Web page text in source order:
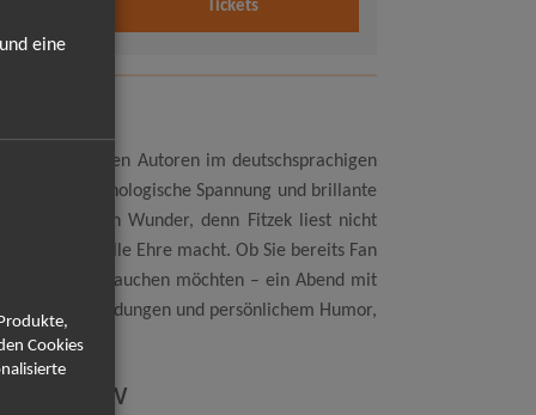
Tickets
bekanntesten Autoren im deutschsprachigen
psychologische Spannung und brillante
hoch – kein Wunder, denn Fitzek liest nicht
Thriller alle Ehre macht. Ob Sie bereits Fan
eintauchen möchten – ein Abend mit
Wendungen und persönlichem Humor,
eine
Cookies